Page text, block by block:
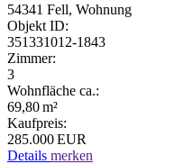
54341 Fell, Wohnung
Objekt ID:
351331012-1843
Zimmer:
3
Wohnfläche ca.:
69,80 m²
Kaufpreis:
285.000 EUR
Details merken